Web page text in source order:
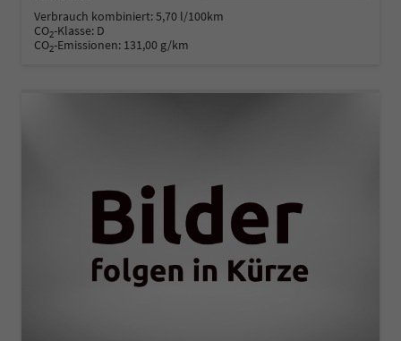
Verbrauch kombiniert:5,70 l/100km
CO2-Klasse: D
CO2-Emissionen: 131,00 g/km